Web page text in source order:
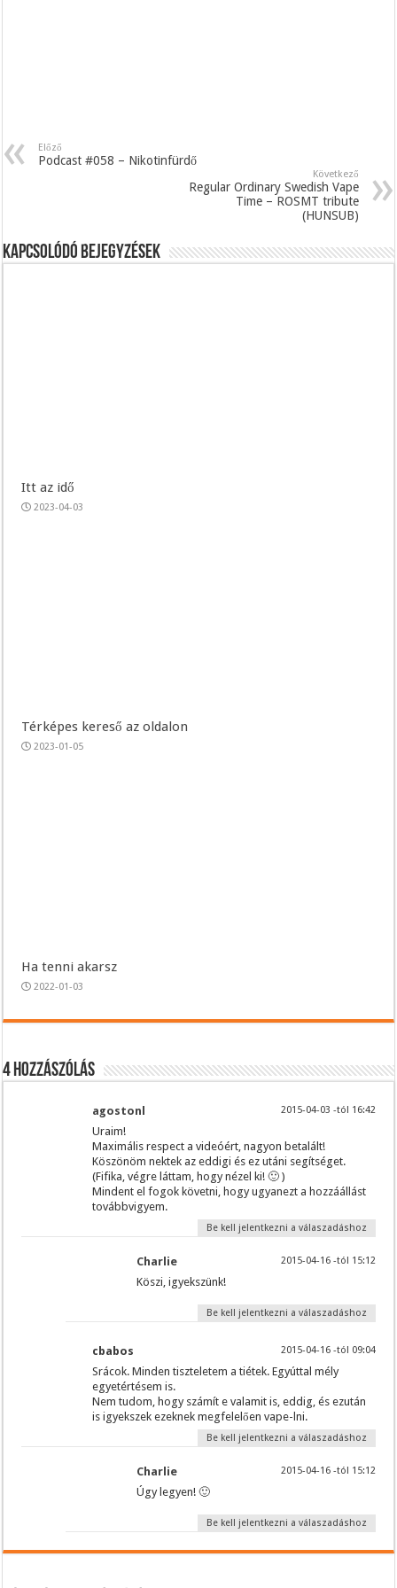
Előző
Podcast #058 – Nikotinfürdő
Következő
Regular Ordinary Swedish Vape
Time – ROSMT tribute
(HUNSUB)
Kapcsolódó bejegyzések
Itt az idő
2023-04-03
Térképes kereső az oldalon
2023-01-05
Ha tenni akarsz
2022-01-03
4 hozzászólás
agostonl 2015-04-03 -tól 16:42
Uraim!
Maximális respect a videóért, nagyon betalált!
Köszönöm nektek az eddigi és ez utáni segítséget.
(Fifika, végre láttam, hogy nézel ki! 🙂 )
Mindent el fogok követni, hogy ugyanezt a hozzáállást
továbbvigyem.
Be kell jelentkezni a válaszadáshoz
Charlie 2015-04-16 -tól 15:12
Köszi, igyekszünk!
Be kell jelentkezni a válaszadáshoz
cbabos 2015-04-16 -tól 09:04
Srácok. Minden tiszteletem a tiétek. Egyúttal mély
egyetértésem is.
Nem tudom, hogy számít e valamit is, eddig, és ezután
is igyekszek ezeknek megfelelően vape-lni.
Be kell jelentkezni a válaszadáshoz
Charlie 2015-04-16 -tól 15:12
Úgy legyen! 🙂
Be kell jelentkezni a válaszadáshoz